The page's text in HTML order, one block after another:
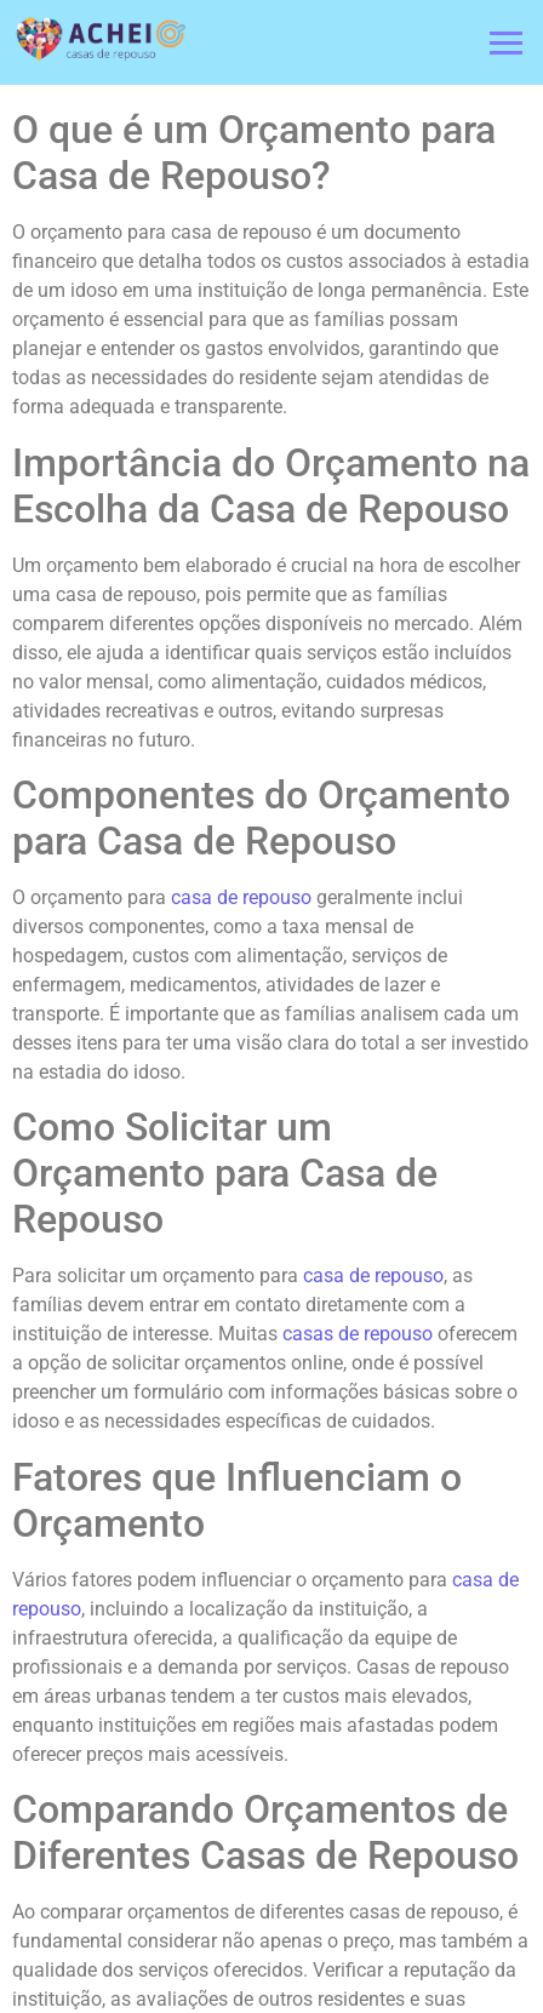
O que é um Orçamento para
Casa de Repouso?
O orçamento para casa de repouso é um documento
financeiro que detalha todos os custos associados à estadia
de um idoso em uma instituição de longa permanência. Este
orçamento é essencial para que as famílias possam
planejar e entender os gastos envolvidos, garantindo que
todas as necessidades do residente sejam atendidas de
forma adequada e transparente.
Importância do Orçamento na
Escolha da Casa de Repouso
Um orçamento bem elaborado é crucial na hora de escolher
uma casa de repouso, pois permite que as famílias
comparem diferentes opções disponíveis no mercado. Além
disso, ele ajuda a identificar quais serviços estão incluídos
no valor mensal, como alimentação, cuidados médicos,
atividades recreativas e outros, evitando surpresas
financeiras no futuro.
Componentes do Orçamento
para Casa de Repouso
O orçamento para casa de repouso geralmente inclui
diversos componentes, como a taxa mensal de
hospedagem, custos com alimentação, serviços de
enfermagem, medicamentos, atividades de lazer e
transporte. É importante que as famílias analisem cada um
desses itens para ter uma visão clara do total a ser investido
na estadia do idoso.
Como Solicitar um
Orçamento para Casa de
Repouso
Para solicitar um orçamento para casa de repouso, as
famílias devem entrar em contato diretamente com a
instituição de interesse. Muitas casas de repouso oferecem
a opção de solicitar orçamentos online, onde é possível
preencher um formulário com informações básicas sobre o
idoso e as necessidades específicas de cuidados.
Fatores que Influenciam o
Orçamento
Vários fatores podem influenciar o orçamento para casa de
repouso, incluindo a localização da instituição, a
infraestrutura oferecida, a qualificação da equipe de
profissionais e a demanda por serviços. Casas de repouso
em áreas urbanas tendem a ter custos mais elevados,
enquanto instituições em regiões mais afastadas podem
oferecer preços mais acessíveis.
Comparando Orçamentos de
Diferentes Casas de Repouso
Ao comparar orçamentos de diferentes casas de repouso, é
fundamental considerar não apenas o preço, mas também a
qualidade dos serviços oferecidos. Verificar a reputação da
instituição, as avaliações de outros residentes e suas